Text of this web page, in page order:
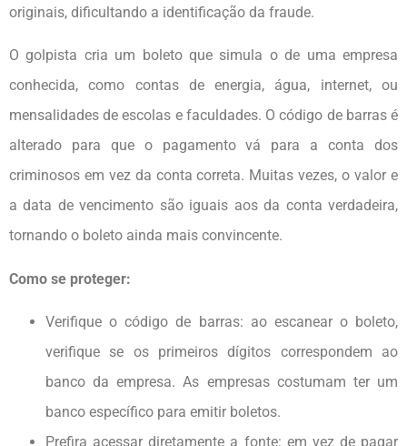
originais, dificultando a identificação da fraude.
O golpista cria um boleto que simula o de uma empresa
conhecida, como contas de energia, água, internet, ou
mensalidades de escolas e faculdades. O código de barras é
alterado para que o pagamento vá para a conta dos
criminosos em vez da conta correta. Muitas vezes, o valor e
a data de vencimento são iguais aos da conta verdadeira,
tornando o boleto ainda mais convincente.
Como se proteger:
Verifique o código de barras: ao escanear o boleto,
verifique se os primeiros dígitos correspondem ao
banco da empresa. As empresas costumam ter um
banco específico para emitir boletos.
Prefira acessar diretamente a fonte: em vez de pagar